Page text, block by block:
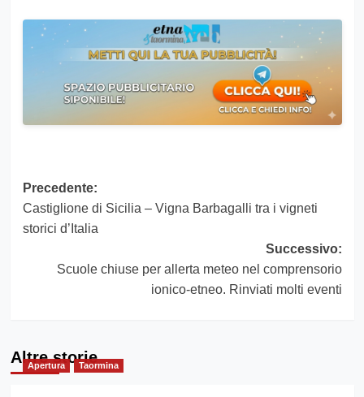
Navigazione
articolo
Precedente:
Castiglione di Sicilia – Vigna Barbagalli tra i vigneti
storici d’Italia
Successivo:
Scuole chiuse per allerta meteo nel comprensorio
ionico-etneo. Rinviati molti eventi
Altre storie
Apertura Taormina